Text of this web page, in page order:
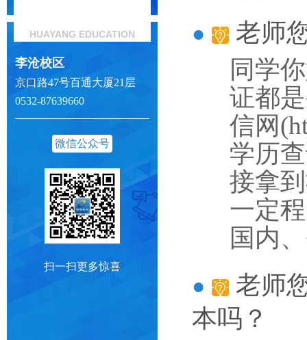
HUAYANG EDUCATION
李沧校区
京口路47号百通大厦21层
0532-87639660
微信公众号
扫一扫更多惊喜
老师
同学
证都
信网
学历
接拿
一定
国内
老师
本吗？